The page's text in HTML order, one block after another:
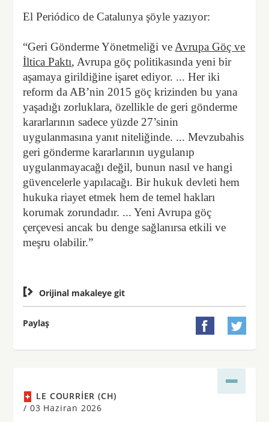
El Periódico de Catalunya şöyle yazıyor:
“Geri Gönderme Yönetmeliği ve Avrupa Göç ve
İltica Paktı, Avrupa göç politikasında yeni bir
aşamaya girildiğine işaret ediyor. ... Her iki
reform da AB’nin 2015 göç krizinden bu yana
yaşadığı zorluklara, özellikle de geri gönderme
kararlarının sadece yüzde 27’sinin
uygulanmasına yanıt niteliğinde. ... Mevzubahis
geri gönderme kararlarının uygulanıp
uygulanmayacağı değil, bunun nasıl ve hangi
güvencelerle yapılacağı. Bir hukuk devleti hem
hukuka riayet etmek hem de temel hakları
korumak zorundadır. ... Yeni Avrupa göç
çerçevesi ancak bu denge sağlanırsa etkili ve
meşru olabilir.”
 Orijinal makaleye git
Paylaş  
LE COURRIER (CH)
/ 03 Haziran 2026